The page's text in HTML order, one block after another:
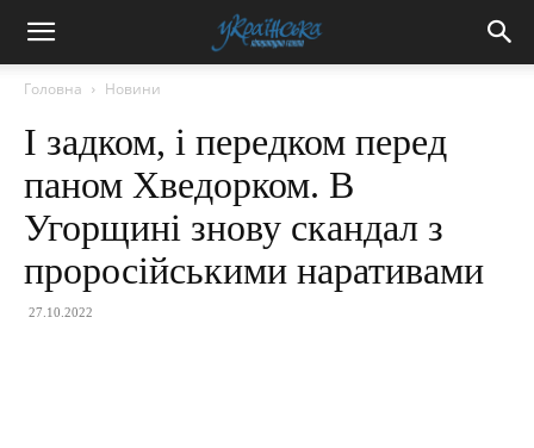
Головна Новини
І задком, і передком перед
паном Хведорком. В
Угорщині знову скандал з
проросійськими наративами
27.10.2022